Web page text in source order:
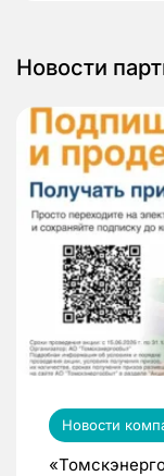
Новости
Новости